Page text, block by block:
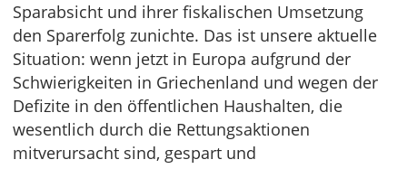
Sparabsicht und ihrer fiskalischen Umsetzung
den Sparerfolg zunichte. Das ist unsere aktuelle
Situation: wenn jetzt in Europa aufgrund der
Schwierigkeiten in Griechenland und wegen der
Defizite in den öffentlichen Haushalten, die
wesentlich durch die Rettungsaktionen
mitverursacht sind, gespart und